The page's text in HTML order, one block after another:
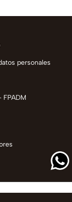
personales